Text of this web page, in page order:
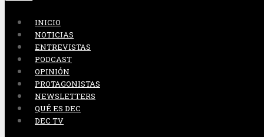
INICIO
NOTICIAS
ENTREVISTAS
PODCAST
OPINIÓN
PROTAGONISTAS
NEWSLETTERS
QUÉ ES DEC
DEC TV